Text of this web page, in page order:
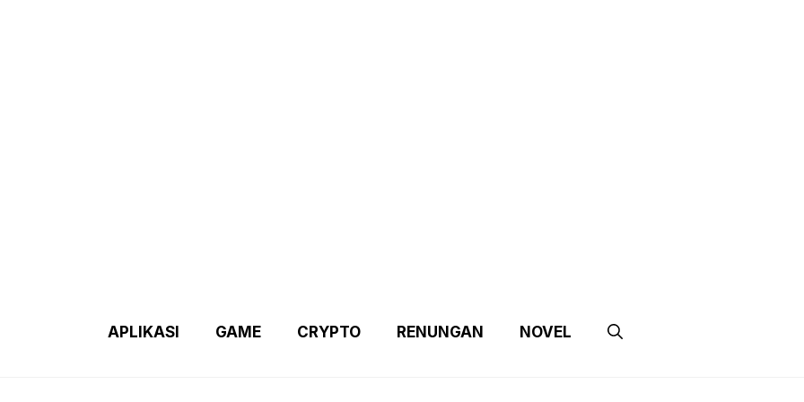
APLIKASI GAME CRYPTO RENUNGAN NOVEL